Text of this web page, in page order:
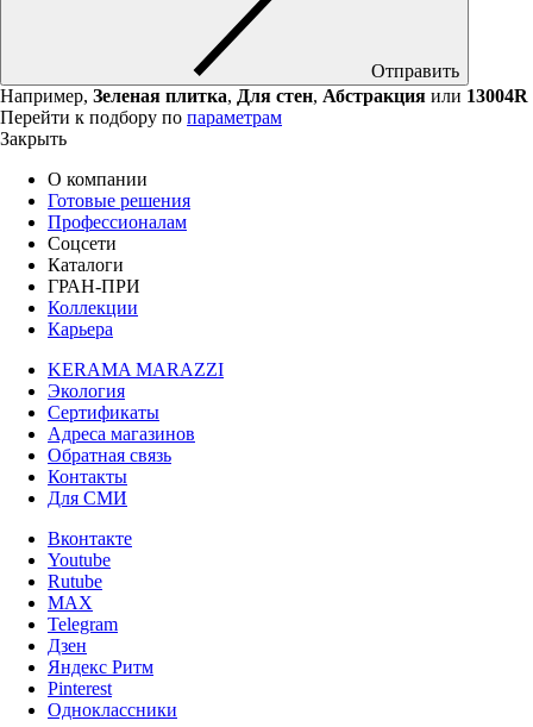
Отправить
Например, Зеленая плитка, Для стен, Абстракция или 13004R
Перейти к подбору по параметрам
Закрыть
О компании
Готовые решения
Профессионалам
Соцсети
Каталоги
ГРАН-ПРИ
Коллекции
Карьера
KERAMA MARAZZI
Экология
Сертификаты
Адреса магазинов
Обратная связь
Контакты
Для СМИ
Вконтакте
Youtube
Rutube
MAX
Telegram
Дзен
Яндекс Ритм
Pinterest
Одноклассники